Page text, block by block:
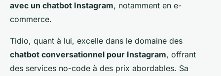
avec un chatbot Instagram, notamment en e-
commerce.
Tidio, quant à lui, excelle dans le domaine des
chatbot conversationnel pour Instagram, offrant
des services no-code à des prix abordables. Sa